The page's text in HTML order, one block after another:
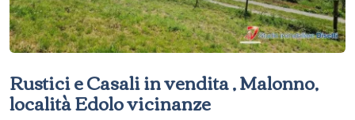
Rustici e Casali in vendita , Malonno,
località Edolo vicinanze